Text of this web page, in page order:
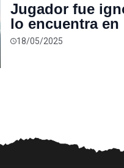
Jugador fue
lo encuentra en
partida en una
18/05/2025